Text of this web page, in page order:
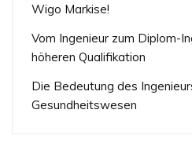
Wigo Markise!
Vom Ingenieur zum Diplom-
höheren Qualifikation
Die Bedeutung des
Gesundheitswesen